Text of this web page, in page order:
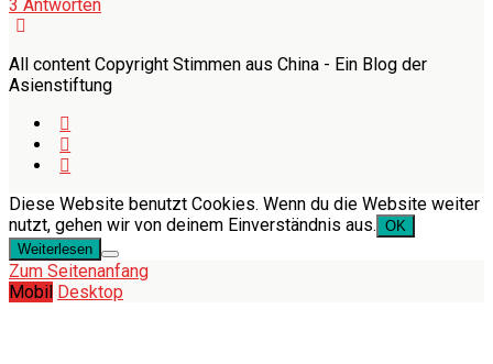
3 Antworten
All content Copyright Stimmen aus China - Ein Blog der
Asienstiftung
Diese Website benutzt Cookies. Wenn du die Website weiter
nutzt, gehen wir von deinem Einverständnis aus. OK
Weiterlesen
Zum Seitenanfang
Mobil Desktop